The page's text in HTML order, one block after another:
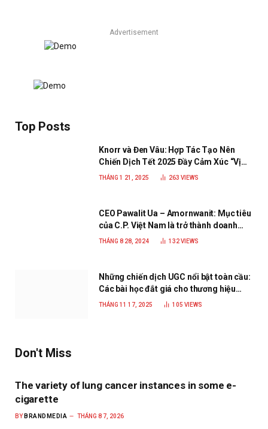
Advertisement
Top Posts
Knorr và Đen Vâu: Hợp Tác Tạo Nên
Chiến Dịch Tết 2025 Đầy Cảm Xúc “Vị
Nhà”
THÁNG 1 21, 2025 263 VIEWS
CEO Pawalit Ua – Amornwanit: Mục tiêu
của C.P. Việt Nam là trở thành doanh
nghiệp xanh, phát triển bền vững
THÁNG 8 28, 2024 132VIEWS
Những chiến dịch UGC nổi bật toàn cầu:
Các bài học đắt giá cho thương hiệu
năm 2025
THÁNG 11 17, 2025 105 VIEWS
Don't Miss
The variety of lung cancer instances in some e-
cigarette
BY BRANDMEDIA THÁNG 8 7, 2026